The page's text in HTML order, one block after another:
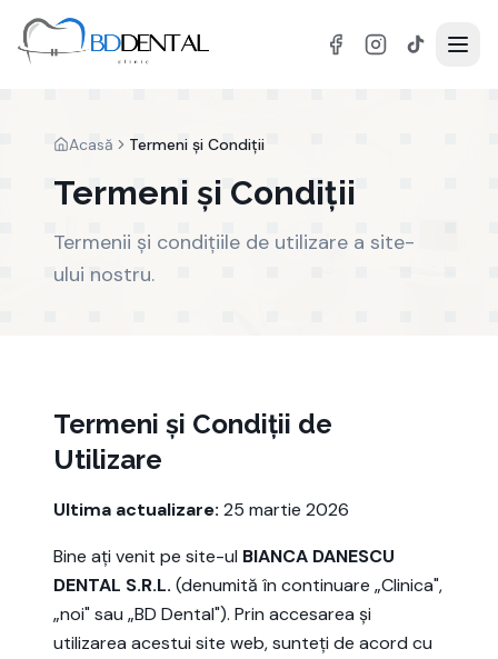
Acasă Termeni și Condiții
Termeni și Condiții
Termenii și condițiile de utilizare a site-
ului nostru.
Termeni și Condiții de
Utilizare
Ultima actualizare: 25 martie 2026
Bine ați venit pe site-ul BIANCA DANESCU
DENTAL S.R.L. (denumită în continuare „Clinica",
„noi" sau „BD Dental"). Prin accesarea și
utilizarea acestui site web, sunteți de acord cu